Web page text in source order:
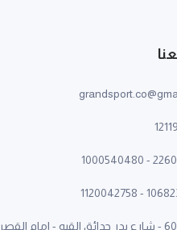
-
1000540480
-
1120042758
عماره 60 - شارع بدر حدائق القبه - امام القصر